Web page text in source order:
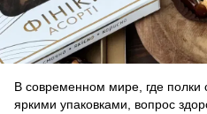
В современном мире, где полки
яркими упаковками, вопрос